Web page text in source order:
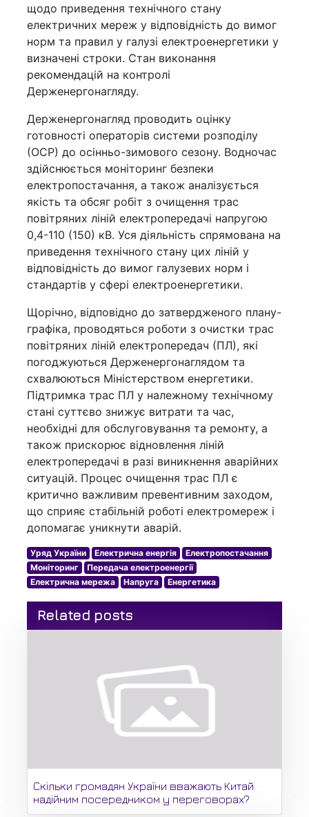
щодо приведення технічного стану
електричних мереж у відповідність до вимог
норм та правил у галузі електроенергетики у
визначені строки. Стан виконання
рекомендацій на контролі
Держенергонагляду.
Держенергонагляд проводить оцінку
готовності операторів системи розподілу
(ОСР) до осінньо-зимового сезону. Водночас
здійснюється моніторинг безпеки
електропостачання, а також аналізується
якість та обсяг робіт з очищення трас
повітряних ліній електропередачі напругою
0,4-110 (150) кВ. Уся діяльність спрямована на
приведення технічного стану цих ліній у
відповідність до вимог галузевих норм і
стандартів у сфері електроенергетики.
Щорічно, відповідно до затвердженого плану-
графіка, проводяться роботи з очистки трас
повітряних ліній електропередач (ПЛ), які
погоджуються Держенергонаглядом та
схвалюються Міністерством енергетики.
Підтримка трас ПЛ у належному технічному
стані суттєво знижує витрати та час,
необхідні для обслуговування та ремонту, а
також прискорює відновлення ліній
електропередачі в разі виникнення аварійних
ситуацій. Процес очищення трас ПЛ є
критично важливим превентивним заходом,
що сприяє стабільній роботі електромереж і
допомагає уникнути аварій.
Уряд України Електрична енергія
Електропостачання
Моніторинг
Передача електроенергії
Електрична мережа
Напруга Енергетика
Related posts
Скільки громадян України вважають Китай
надійним посередником у переговорах?